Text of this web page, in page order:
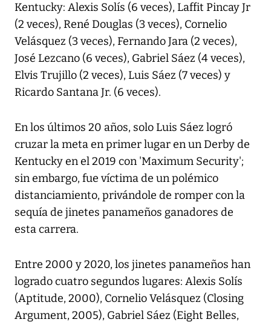
Kentucky: Alexis Solís (6 veces), Laffit Pincay Jr
(2 veces), René Douglas (3 veces), Cornelio
Velásquez (3 veces), Fernando Jara (2 veces),
José Lezcano (6 veces), Gabriel Sáez (4 veces),
Elvis Trujillo (2 veces), Luis Sáez (7 veces) y
Ricardo Santana Jr. (6 veces).
En los últimos 20 años, solo Luis Sáez logró
cruzar la meta en primer lugar en un Derby de
Kentucky en el 2019 con 'Maximum Security';
sin embargo, fue víctima de un polémico
distanciamiento, privándole de romper con la
sequía de jinetes panameños ganadores de
esta carrera.
Entre 2000 y 2020, los jinetes panameños han
logrado cuatro segundos lugares: Alexis Solís
(Aptitude, 2000), Cornelio Velásquez (Closing
Argument, 2005), Gabriel Sáez (Eight Belles,